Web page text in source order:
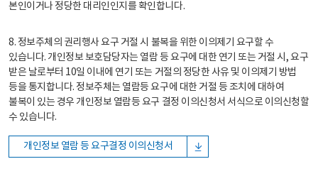
본인이거나 정당한 대리인인지를 확인합니다.
8. 정보주체의 권리행사 요구 거절 시 불복을 위한 이의제기 요구할 수
있습니다. 개인정보 보호담당자는 열람 등 요구에 대한 연기 또는 거절 시, 요구
받은 날로부터 10일 이내에 연기 또는 거절의 정당한 사유 및 이의제기 방법
등을 통지합니다. 정보주체는 열람등 요구에 대한 거절 등 조치에 대하여
불복이 있는 경우 개인정보 열람등 요구 결정 이의신청서 서식으로 이의신청할
수 있습니다.
개인정보 열람 등 요구결정 이의신청서